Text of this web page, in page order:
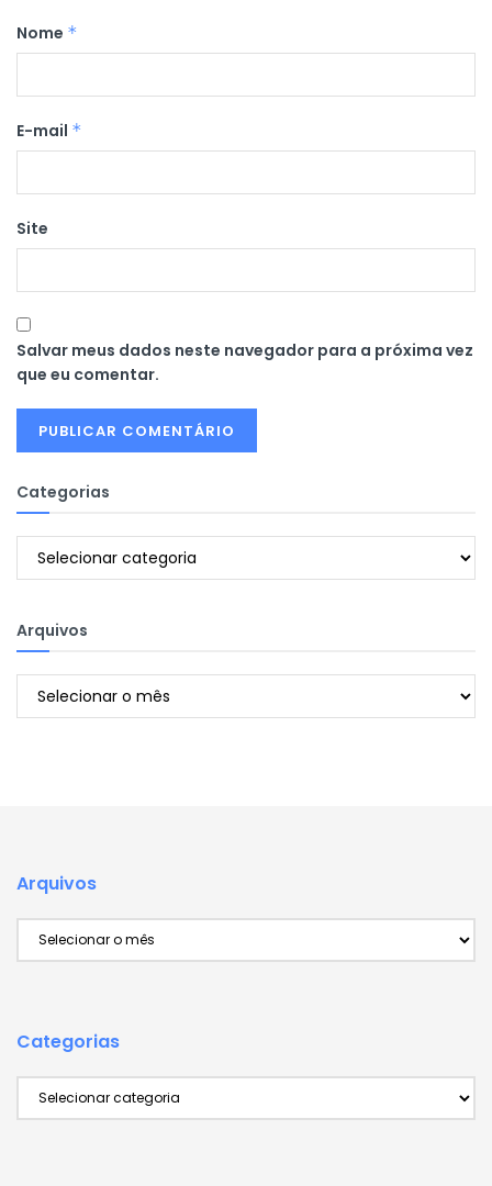
Nome *
E-mail *
Site
Salvar meus dados neste navegador para a próxima vez
que eu comentar.
Categorias
Categorias
Arquivos
Arquivos
Arquivos
Arquivos
Categorias
Categorias